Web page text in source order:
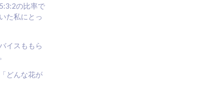
の比率で
た私にとっ
イスももら
どんな花が